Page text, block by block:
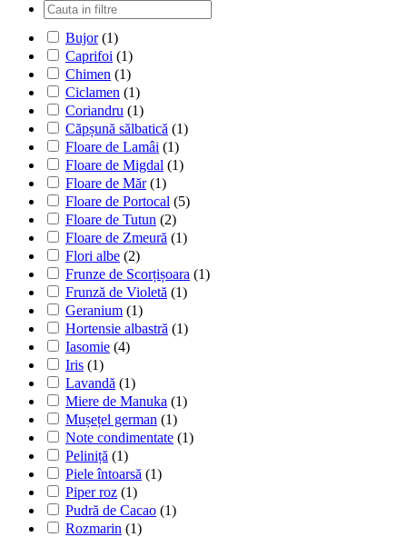
Bujor (1)
Caprifoi (1)
Chimen (1)
Ciclamen (1)
Coriandru (1)
Căpșună sălbatică (1)
Floare de Lamâi (1)
Floare de Migdal (1)
Floare de Măr (1)
Floare de Portocal (5)
Floare de Tutun (2)
Floare de Zmeură (1)
Flori albe (2)
Frunze de Scorțișoara (1)
Frunză de Violetă (1)
Geranium (1)
Hortensie albastră (1)
Iasomie (4)
Iris (1)
Lavandă (1)
Miere de Manuka (1)
Mușețel german (1)
Note condimentate (1)
Peliniță (1)
Piele întoarsă (1)
Piper roz (1)
Pudră de Cacao (1)
Rozmarin (1)